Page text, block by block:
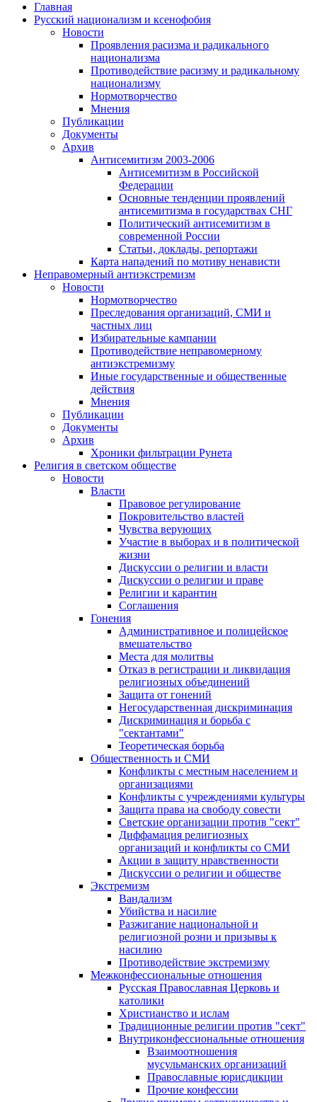
Главная
Русский национализм и ксенофобия
Новости
Проявления расизма и радикального
национализма
Противодействие расизму и радикальному
национализму
Нормотворчество
Мнения
Публикации
Документы
Архив
Антисемитизм 2003-2006
Антисемитизм в Российской
Федерации
Основные тенденции проявлений
антисемитизма в государствах СНГ
Политический антисемитизм в
современной России
Статьи, доклады, репортажи
Карта нападений по мотиву ненависти
Неправомерный антиэкстремизм
Новости
Нормотворчество
Преследования организаций, СМИ и
частных лиц
Избирательные кампании
Противодействие неправомерному
антиэкстремизму
Иные государственные и общественные
действия
Мнения
Публикации
Документы
Архив
Хроники фильтрации Рунета
Религия в светском обществе
Новости
Власти
Правовое регулирование
Покровительство властей
Чувства верующих
Участие в выборах и в политической
жизни
Дискуссии о религии и власти
Дискуссии о религии и праве
Религии и карантин
Соглашения
Гонения
Административное и полицейское
вмешательство
Места для молитвы
Отказ в регистрации и ликвидация
религиозных объединений
Защита от гонений
Негосударственная дискриминация
Дискриминация и борьба с
"сектантами"
Теоретическая борьба
Общественность и СМИ
Конфликты с местным населением и
организациями
Конфликты с учреждениями культуры
Защита права на свободу совести
Светские организации против "сект"
Диффамация религиозных
организаций и конфликты со СМИ
Акции в защиту нравственности
Дискуссии о религии и обществе
Экстремизм
Вандализм
Убийства и насилие
Разжигание национальной и
религиозной розни и призывы к
насилию
Противодействие экстремизму
Межконфессиональные отношения
Русская Православная Церковь и
католики
Христианство и ислам
Традиционные религии против "сект"
Внутриконфессиональные отношения
Взаимоотношения
мусульманских организаций
Православные юрисдикции
Прочие конфессии